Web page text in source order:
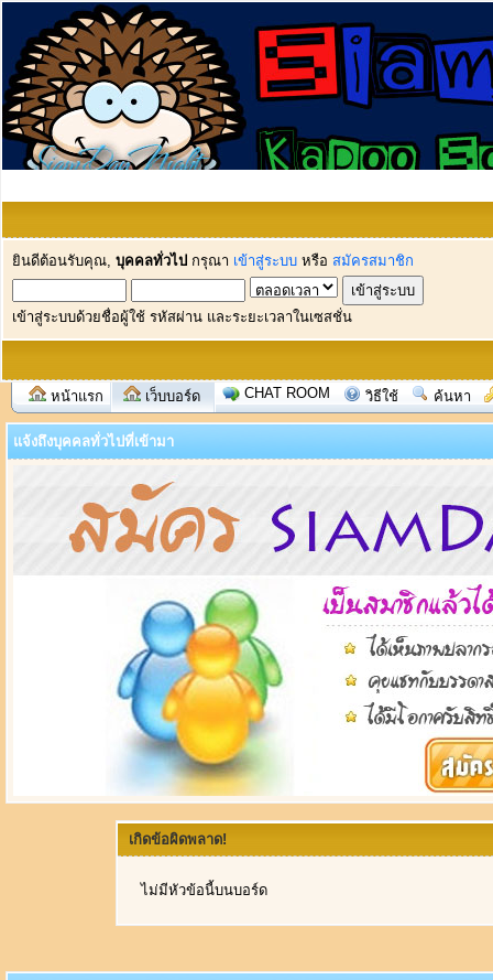
ยินดีต้อนรับคุณ, บุคคลทั่วไป กรุณา เข้าสู่ระบบ หรือ สมัครสมาชิก
เข้าสู่ระบบด้วยชื่อผู้ใช้ รหัสผ่าน และระยะเวลาในเซสชั่น
หน้าแรก เว็บบอร์ด CHAT ROOM วิธีใช้ ค้นหา
แจ้งถึงบุคคลทั่วไปที่เข้ามา
เกิดข้อผิดพลาด!
ไม่มีหัวข้อนี้บนบอร์ด